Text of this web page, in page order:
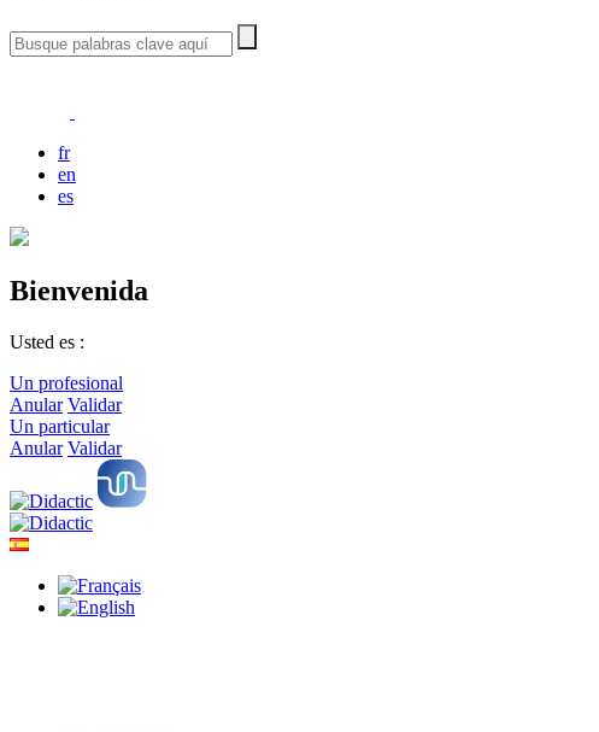
fr
en
es
Bienvenida
Usted es :
Un profesional
Anular Validar
Un particular
Anular Validar